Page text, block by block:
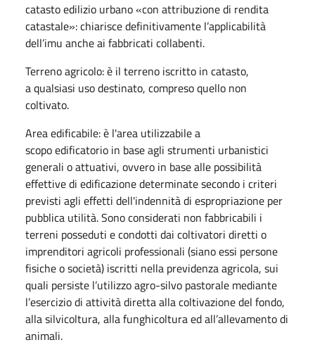
catasto edilizio urbano «con attribuzione di rendita
catastale»: chiarisce definitivamente l’applicabilità
dell’imu anche ai fabbricati collabenti.
Terreno agricolo: è il terreno iscritto in catasto,
a qualsiasi uso destinato, compreso quello non
coltivato.
Area edificabile: è l'area utilizzabile a
scopo edificatorio in base agli strumenti urbanistici
generali o attuativi, ovvero in base alle possibilità
effettive di edificazione determinate secondo i criteri
previsti agli effetti dell'indennità di espropriazione per
pubblica utilità. Sono considerati non fabbricabili i
terreni posseduti e condotti dai coltivatori diretti o
imprenditori agricoli professionali (siano essi persone
fisiche o società) iscritti nella previdenza agricola, sui
quali persiste l’utilizzo agro-silvo pastorale mediante
l’esercizio di attività diretta alla coltivazione del fondo,
alla silvicoltura, alla funghicoltura ed all’allevamento di
animali.